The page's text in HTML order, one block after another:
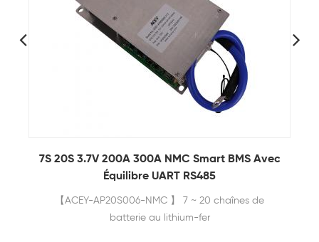
6S-21S 3.2V 100A 200A Logiciel Lifepo4 Smart
BMS Avec UART
ACEY-AP21S001 est spécialement conçu pour 6 à
21 chaînes de batteries au lithium.